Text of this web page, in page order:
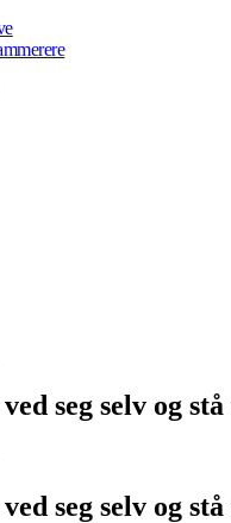
seg selv og
seg selv og